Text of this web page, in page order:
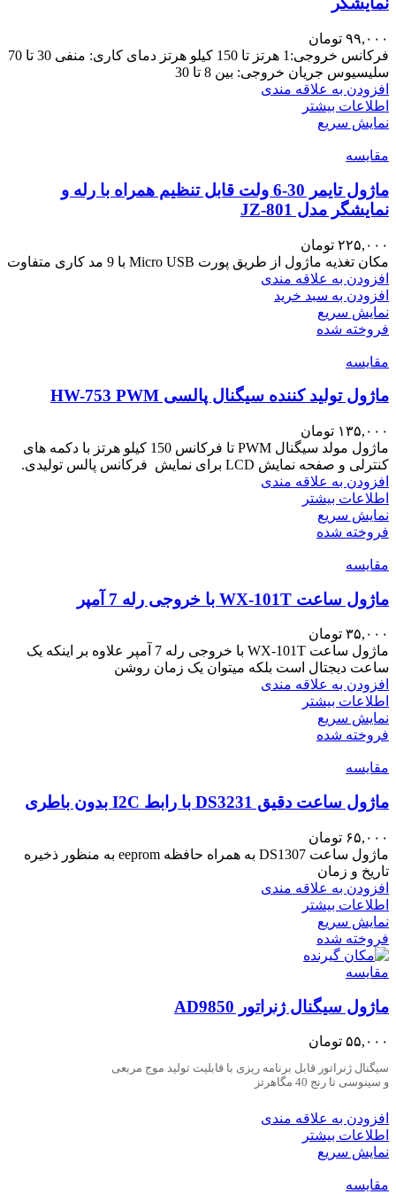
۹۹,۰۰۰ تومان
فرکانس خروجی:1 هرتز تا 150 کیلو هرتز دمای کاری: منفی 30 تا 70
سلیسیوس جریان خروجی: بین 8 تا 30
افزودن به علاقه مندی
اطلاعات بیشتر
نمایش سریع
مقايسه
ماژول تایمر 30-6 ولت قابل تنظیم همراه با رله و
نمایشگر مدل JZ-801
۲۲۵,۰۰۰ تومان
مکان تغذیه ماژول از طریق پورت Micro USB با 9 مد کاری متفاوت
افزودن به علاقه مندی
افزودن به سبد خرید
نمایش سریع
فروخته شده
مقايسه
ماژول تولید کننده سیگنال پالسی HW-753 PWM
۱۳۵,۰۰۰ تومان
ماژول مولد سیگنال PWM تا فرکانس 150 کیلو هرتز با دکمه های
کنترلی و صفحه نمایش LCD برای نمایش فرکانس پالس تولیدی.
افزودن به علاقه مندی
اطلاعات بیشتر
نمایش سریع
فروخته شده
مقايسه
ماژول ساعت WX-101T با خروجی رله 7 آمپر
۳۵,۰۰۰ تومان
ماژول ساعت WX-101T با خروجی رله 7 آمپر علاوه بر اینکه یک
ساعت دیجتال است بلکه میتوان یک زمان روشن
افزودن به علاقه مندی
اطلاعات بیشتر
نمایش سریع
فروخته شده
مقايسه
ماژول ساعت دقیق DS3231 با رابط I2C بدون باطری
۶۵,۰۰۰ تومان
ماژول ساعت DS1307 به همراه حافظه eeprom به منظور ذخیره
تاریخ و زمان
افزودن به علاقه مندی
اطلاعات بیشتر
نمایش سریع
فروخته شده
مقايسه
ماژول سیگنال ژنراتور AD9850
۵۵,۰۰۰ تومان
سیگنال ژنراتور قابل برنامه ریزی با قابلیت تولید موج مربعی
و سینوسی تا رنج 40 مگاهرتز
افزودن به علاقه مندی
اطلاعات بیشتر
نمایش سریع
مقايسه